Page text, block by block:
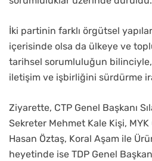
İki partinin farklı örgütsel
içerisinde olsa da ülkeye ve
tarihsel sorumluluğun
iletişim ve işbirliğini sürdürme
Ziyarette, CTP Genel Başkanı
Sekreter Mehmet Kale Kişi,
Hasan Öztaş, Koral Aşam ile
heyetinde ise TDP Genel